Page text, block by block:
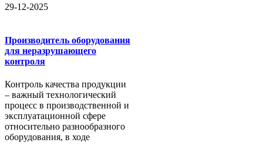
29-12-2025
Производитель оборудования
для неразрушающего
контроля
Контроль качества продукции
– важный технологический
процесс в производственной и
эксплуатационной сфере
относительно разнообразного
оборудования, в ходе